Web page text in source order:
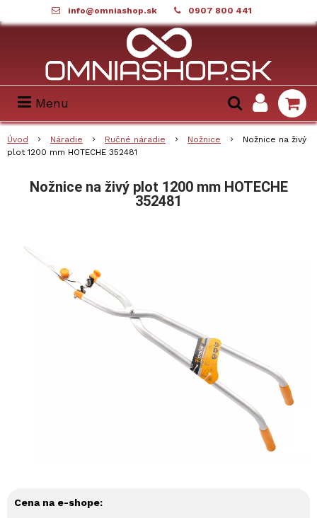
info@omniashop.sk 0907 800 441
Menu
Úvod Náradie Ručné náradie Nožnice
Nožnice na živý
plot 1200 mm HOTECHE 352481
Nožnice na živý plot 1200 mm HOTECHE
352481
Cena na e-shope: